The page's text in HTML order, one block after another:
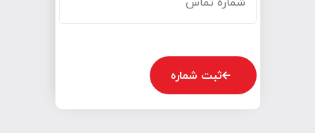
ثبت شماره